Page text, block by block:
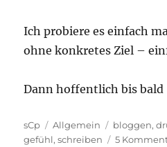
Ich probiere es einfach
ohne konkretes Ziel –
Dann hoffentlich bis bald
Autor
sCp Kategorien
Allgemein bloggen,
gefühl,schreiben 5